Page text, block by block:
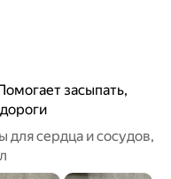
засыпать,
сердца и сосудов,